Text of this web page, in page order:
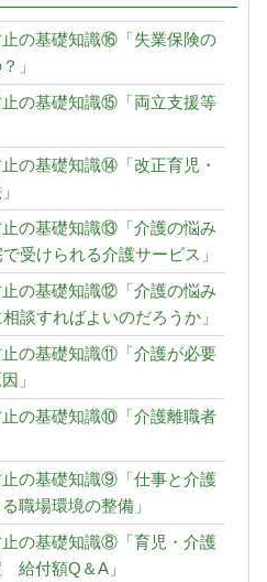
の基礎知識⑯「失業保険の
」
の基礎知識⑮「両立支援等
の基礎知識⑭「改正育児・
の基礎知識⑬「介護の悩み
受けられる介護サービス」
の基礎知識⑫「介護の悩み
談すればよいのだろうか」
の基礎知識⑪「介護が必要
」
の基礎知識⑩「介護離職者
の基礎知識⑨「仕事と介護
職場環境の整備」
の基礎知識⑧「育児・介護
給付額Q＆A」